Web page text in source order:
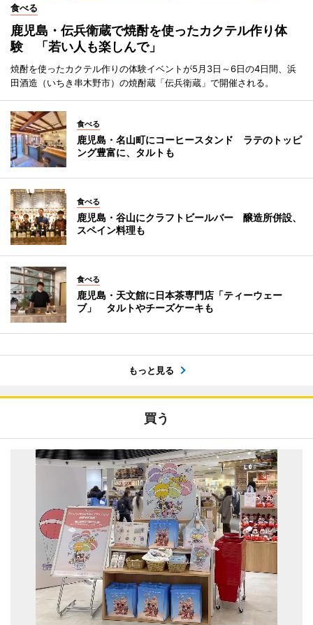
食べる
鹿児島・伝兵衛蔵で焼酎を使ったカクテル作り体
験 「若い人も楽しんで」
焼酎を使ったカクテル作りの体験イベントが5月3日～6日の4日間、浜
田酒造（いちき串木野市）の焼酎蔵「伝兵衛蔵」で開催される。
食べる
鹿児島・名山町にコーヒースタンド ラテのトッピ
ング豊富に、タルトも
食べる
鹿児島・谷山にクラフトビールバー 醸造所併設、
スペイン料理も
食べる
鹿児島・天文館に日本茶専門店「ティーウェー
ブ」 タルトやチーズケーキも
もっと見る
買う